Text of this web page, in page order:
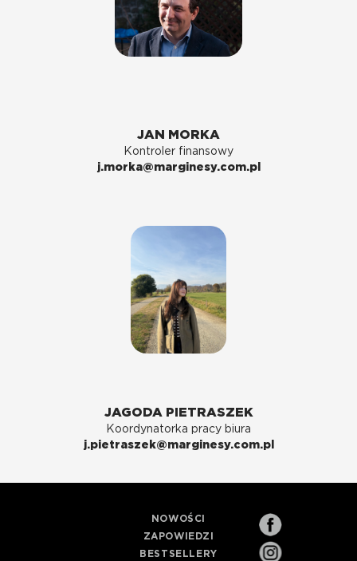
JAN MORKA
Kontroler finansowy
j.morka@marginesy.com.pl
JAGODA PIETRASZEK
Koordynatorka pracy biura
j.pietraszek@marginesy.com.pl
NOWOŚCI
ZAPOWIEDZI
BESTSELLERY